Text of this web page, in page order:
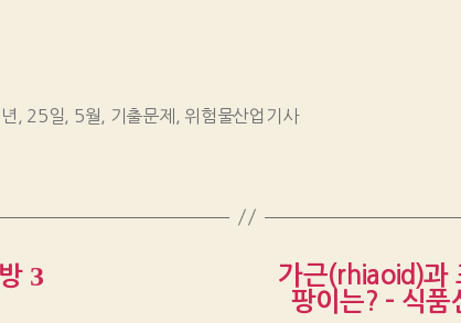
25일 5월 기출문제 위험물산업기사
З
가근(rhiaoid)과
팡이는? – 식